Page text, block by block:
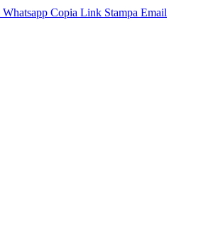
Whatsapp Copia Link Stampa Email